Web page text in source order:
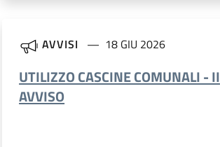
AVVISI 18 GIU 2026
UTILIZZO CASCINE COMUNALI - II
AVVISO